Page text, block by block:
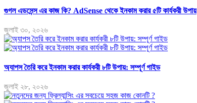
গুগল এডসেন্স এর কাজ কি? AdSense থেকে ইনকাম করার ৫টি কার্যকরী উপায়
জুলাই ৩০, ২০২৬
অ্যাপস তৈরি করে ইনকাম করার কার্যকরী ৮টি উপায়: সম্পূর্ণ গাইড
জুলাই ২৮, ২০২৬